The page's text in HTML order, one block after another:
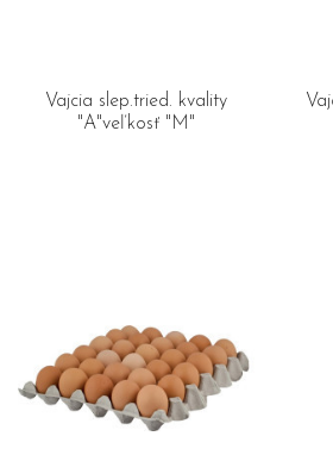
Vajcia slep.tried. kvality
"A"veľkosť "M"